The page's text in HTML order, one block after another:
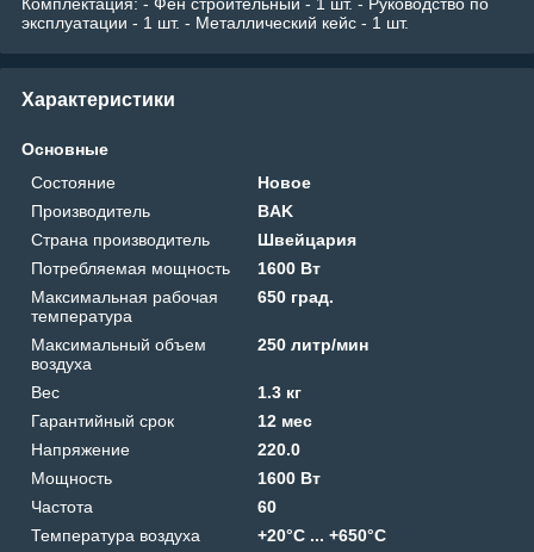
эксплуатации - 1 шт. - Металлический кейс - 1 шт.
Характеристики
Основные
Состояние
Новое
Производитель
BAK
Страна производитель
Швейцария
Потребляемая мощность
1600 Вт
Максимальная рабочая
температура
650 град.
Максимальный объем
воздуха
250 литр/мин
Вес
1.3 кг
Гарантийный срок
12 мес
Напряжение
220.0
Мощность
1600 Вт
Частота
60
Температура воздуха
+20°C ... +650°C